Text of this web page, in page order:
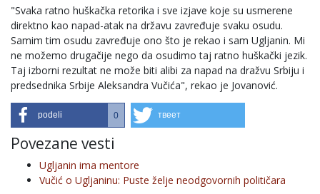
"Svaka ratno huškačka retorika i sve izjave koje su usmerene
direktno kao napad-atak na državu zavređuje svaku osudu.
Samim tim osudu zavređuje ono što je rekao i sam Ugljanin. Mi
ne možemo drugačije nego da osudimo taj ratno huškački jezik.
Taj izborni rezultat ne može biti alibi za napad na dražvu Srbiju i
predsednika Srbije Aleksandra Vučića", rekao je Jovanović.
podeli 0 твеет
Povezane vesti
Ugljanin ima mentore
Vučić o Ugljaninu: Puste želje neodgovornih političara